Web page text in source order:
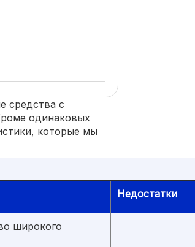
средства с
одинаковых
которые мы
Недостатки
широкого